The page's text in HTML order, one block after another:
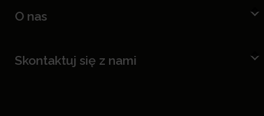
O nas
Skontaktuj się z nami